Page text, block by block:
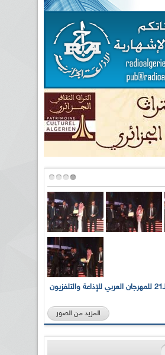
بالصور... الدورة الـ21 للمهرجان العربي للإذاعة والتلفزيون
المزيد من الصور